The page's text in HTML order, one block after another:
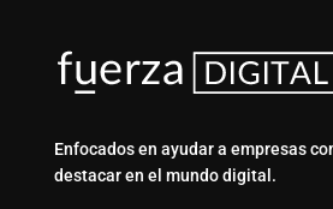
Enfocados en ayudar a empresas
destacar en el mundo digital.